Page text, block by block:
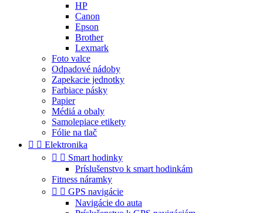
HP
Canon
Epson
Brother
Lexmark
Foto valce
Odpadové nádoby
Zapekacie jednotky
Farbiace pásky
Papier
Médiá a obaly
Samolepiace etikety
Fólie na tlač
  Elektronika
  Smart hodinky
Príslušenstvo k smart hodinkám
Fitness náramky
  GPS navigácie
Navigácie do auta